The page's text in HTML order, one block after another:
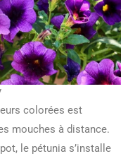
colorées est
mouches à distance.
le pétunia s’installe